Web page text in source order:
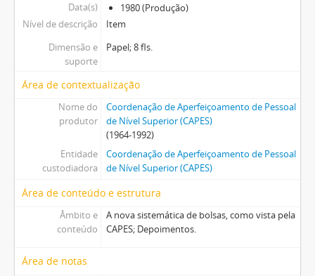
Data(s)
1980 (Produção)
Nível de descrição
Item
Dimensão e
suporte
Papel; 8 fls.
Área de contextualização
Nome do
produtor
Coordenação de Aperfeiçoamento de Pessoal
de Nível Superior (CAPES)
(1964-1992)
Entidade
custodiadora
Coordenação de Aperfeiçoamento de Pessoal
de Nível Superior (CAPES)
Área de conteúdo e estrutura
Âmbito e
conteúdo
A nova sistemática de bolsas, como vista pela
CAPES; Depoimentos.
Área de notas